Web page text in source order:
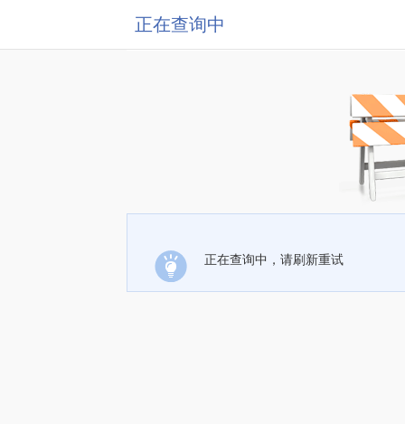
正在查询中
正在查询中，请刷新重试